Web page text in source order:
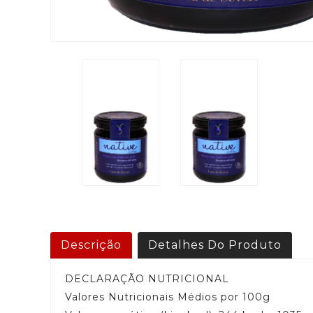
Descrição Detalhes Do Produto
DECLARAÇÃO NUTRICIONAL
Valores Nutricionais Médios por 100g